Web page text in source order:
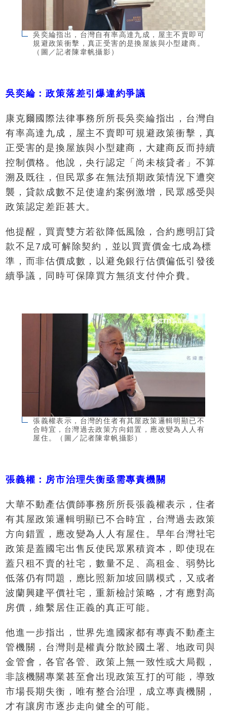
吳奕綸指出，台灣自有率高達九成，屋主不賣即可
規避政策衝擊，真正受害的是換屋族與小型建商。
（圖／記者陳韋帆攝影）
吳奕綸：政策落差引爆違約爭議
康克爾國際法律事務所所長吳奕綸指出，台灣自
有率高達九成，屋主不賣即可規避政策衝擊，真
正受害的是換屋族與小型建商，大建商反而持續
控制價格。他說，央行認定「尚未核貸者」不算
溯及既往，但民眾多在無法預期政策情況下遭突
襲，貸款成數不足使違約案例激增，民眾感受與
政策認定差距甚大。
他提醒，買賣雙方若欲降低風險，合約應明訂貸
款不足7成可解除契約，並以買賣價金七成為標
準，而非估價成數，以避免銀行估價偏低引發後
續爭議，同時可保障買方無須支付仲介費。
張義權表示，台灣的住者有其屋政策邏輯明顯已不
合時宜，台灣過去政策方向錯置，應改變為人人有
屋住。（圖／記者陳韋帆攝影）
張義權：房市治理失衡亟需專責機關
大華不動產估價師事務所所長張義權表示，住者
有其屋政策邏輯明顯已不合時宜，台灣過去政策
方向錯置，應改變為人人有屋住。早年台灣社宅
政策是蓋國宅出售反使民眾累積資本，即使現在
蓋只租不賣的社宅，數量不足、高租金、弱勢比
低落仍有問題，應比照新加坡回購模式，又或者
波蘭興建平價社宅，重新檢討策略，才有應對高
房價，維繫居住正義的真正可能。
他進一步指出，世界先進國家都有專責不動產主
管機關，台灣則是權責分散於國土署、地政司與
金管會，各官各管、政策上無一致性或大局觀，
非該機關專業甚至會出現政策互打的可能，導致
市場長期失衡，唯有整合治理，成立專責機關，
才有讓房市逐步走向健全的可能。